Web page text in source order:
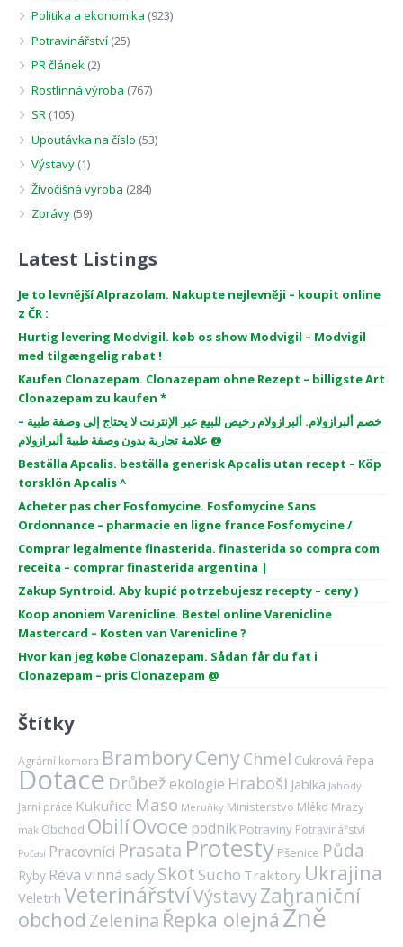
Politika a ekonomika (923)
Potravinářství (25)
PR článek (2)
Rostlinná výroba (767)
SR (105)
Upoutávka na číslo (53)
Výstavy (1)
Živočišná výroba (284)
Zprávy (59)
Latest Listings
Je to levnější Alprazolam. Nakupte nejlevněji – koupit online
z ČR :
Hurtig levering Modvigil. køb os show Modvigil – Modvigil
med tilgængelig rabat !
Kaufen Clonazepam. Clonazepam ohne Rezept – billigste Art
Clonazepam zu kaufen *
خصم ألبرازولام. ألبرازولام رخيص للبيع عبر الإنترنت لا يحتاج إلى وصفة طبية –
علامة تجارية بدون وصفة طبية ألبرازولام @
Beställa Apcalis. beställa generisk Apcalis utan recept – Köp
torsklön Apcalis ^
Acheter pas cher Fosfomycine. Fosfomycine Sans
Ordonnance – pharmacie en ligne france Fosfomycine /
Comprar legalmente finasterida. finasterida so compra com
receita – comprar finasterida argentina |
Zakup Syntroid. Aby kupić potrzebujesz recepty – ceny )
Koop anoniem Varenicline. Bestel online Varenicline
Mastercard – Kosten van Varenicline ?
Hvor kan jeg købe Clonazepam. Sådan får du fat i
Clonazepam – pris Clonazepam @
Štítky
Agrární komora BramboryCenyChmel Cukrová řepa
Dotace Drůbež ekologie Hraboši Jablka Jahody
Jarní práce Kukuřice Maso Meruňky Ministerstvo Mléko Mrazy
mák Obchod ObilíOvoce podnik Potraviny Potravinářství
Počasí Pracovníci Prasata Protesty Pšenice Půda
Ryby Réva vinná sady Skot Sucho Traktory Ukrajina
Veletrh VeterinářstvíVýstavyZahraniční
obchod Zelenina Řepka olejná Žně